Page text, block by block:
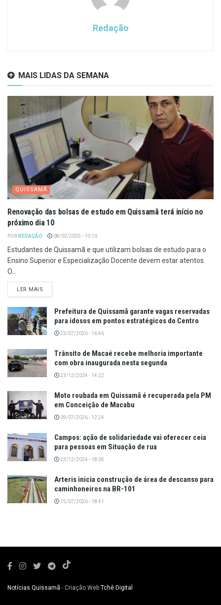
Redação
MAIS LIDAS DA SEMANA
QUISSAMÃ
Renovação das bolsas de estudo em Quissamã terá início no
próximo dia 10
POR REDAÇÃO 08/02/2025 - 10:10
Estudantes de Quissamã e que utilizam bolsas de estudo para o
Ensino Superior e Especialização Docente devem estar atentos.
O...
LER MAIS
Prefeitura de Quissamã garante vagas reservadas
para idosos em pontos estratégicos do Centro
23/07/2026 - 16:46
Trânsito de Macaé recebe melhoria importante
com obra inaugurada nesta segunda
23/12/2024 - 14:22
Moto roubada em Quissamã é recuperada pela PM
em Conceição de Macabu
09/07/2026 - 12:24
Campos: ação de solidariedade vai oferecer ceia
para pessoas em Situação de rua
23/12/2024 - 18:05
Arteris inicia construção de área de descanso para
caminhoneiros na BR-101
15/07/2026 - 18:41
Notícias Quissamã - Criação Web Tchê Digital